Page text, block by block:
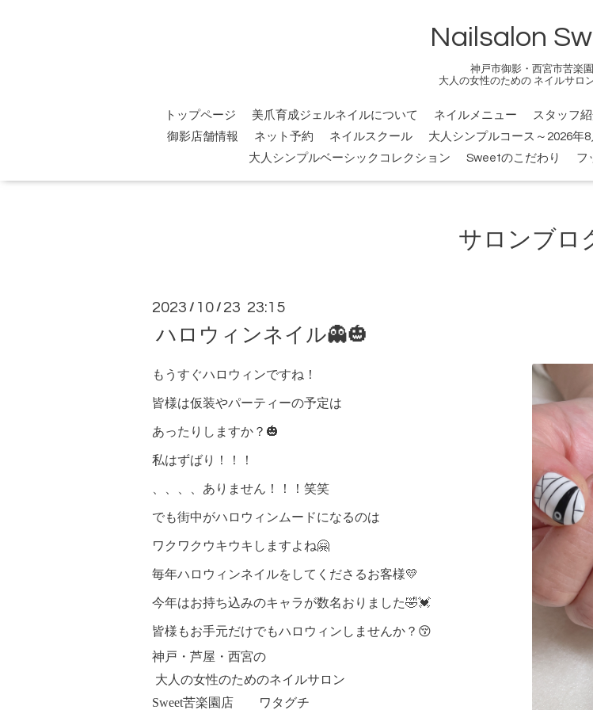
Nailsalon
神戸市御影・西宮市苦楽園
大人の女性のための ネイルサロ
トップページ 美爪育成ジェルネイルについて ネイルメニュー スタッフ
御影店舗情報
ネット予約 ネイルスクール 大人シンプルコース～2026年8
大人シンプルベーシックコレクション
Sweetのこだわり フ
サロンブロ
2023 / 10 / 23 23:15
ハロウィンネイル👻🎃
もうすぐハロウィンですね！
皆様は仮装やパーティーの予定は
あったりしますか？🎃
私はずばり！！！
、、、、ありません！！！笑笑
でも街中がハロウィンムードになるのは
ワクワクウキウキしますよね🤗
毎年ハロウィンネイルをしてくださるお客様💛
今年はお持ち込みのキャラが数名おりました🤣💓
皆様もお手元だけでもハロウィンしませんか？😚
神戸・芦屋・西宮の
大人の女性のためのネイルサロン
Sweet苦楽園店 ワタグチ